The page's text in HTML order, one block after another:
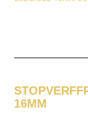
16MM